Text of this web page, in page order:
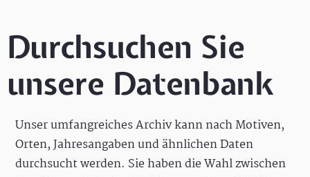
Durchsuchen Sie
unsere Datenbank
Unser umfangreiches Archiv kann nach Motiven,
Orten, Jahresangaben und ähnlichen Daten
durchsucht werden. Sie haben die Wahl zwischen